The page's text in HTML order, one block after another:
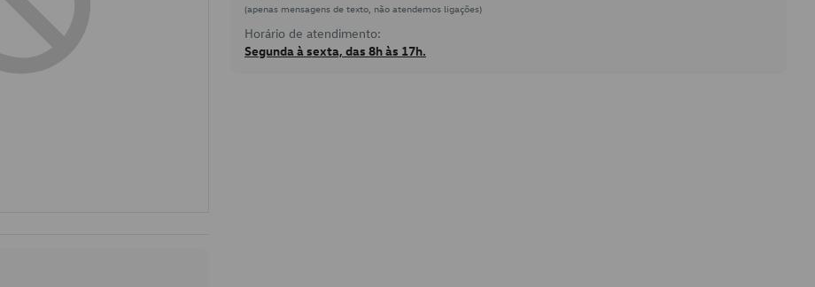
(apenas mensagens de texto, não atendemos ligações)
Horário de atendimento:
Segunda à sexta, das 8h às 17h.